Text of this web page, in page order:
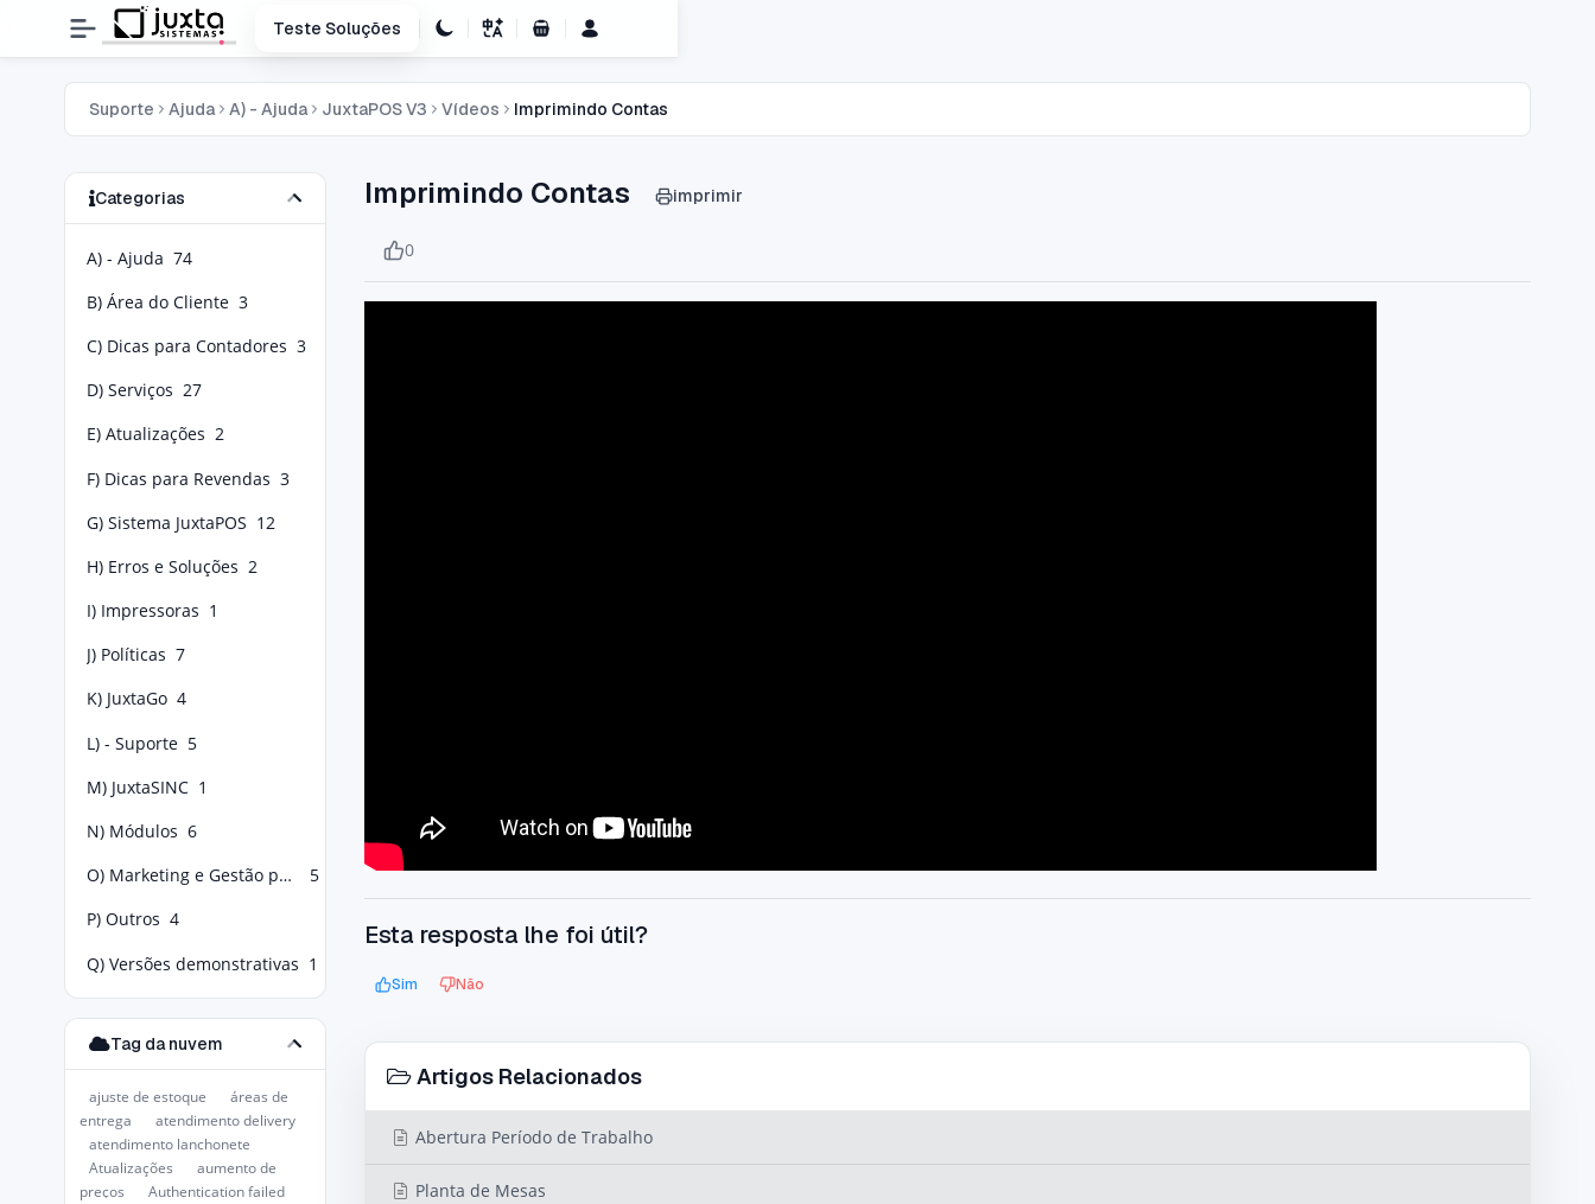
Teste Soluções
Carrinho de Compras
Suporte Ajuda A) - Ajuda JuxtaPOS V3 Vídeos Imprimindo Contas
Categorias
A) - Ajuda 74
B) Área do Cliente 3
C) Dicas para Contadores 3
D) Serviços 27
E) Atualizações 2
F) Dicas para Revendas 3
G) Sistema JuxtaPOS 12
H) Erros e Soluções 2
I) Impressoras 1
J) Políticas 7
K) JuxtaGo 4
L) - Suporte 5
M) JuxtaSINC 1
N) Módulos 6
O) Marketing e Gestão para Food Service
5
P) Outros 4
Q) Versões demonstrativas 1
Tag da nuvem
ajuste de estoque
áreas de
entrega
atendimento delivery
atendimento lanchonete
Atualizações
aumento de
preços
Authentication failed
Imprimindo Contas imprimir
0
Esta resposta lhe foi útil?
Sim Não
Artigos Relacionados
Abertura Período de Trabalho
Planta de Mesas